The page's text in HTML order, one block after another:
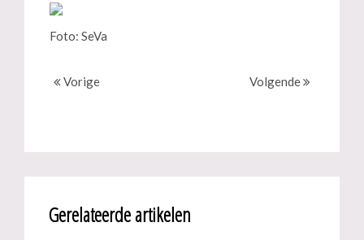
Foto: SeVa
Vorige Volgende
Gerelateerde artikelen